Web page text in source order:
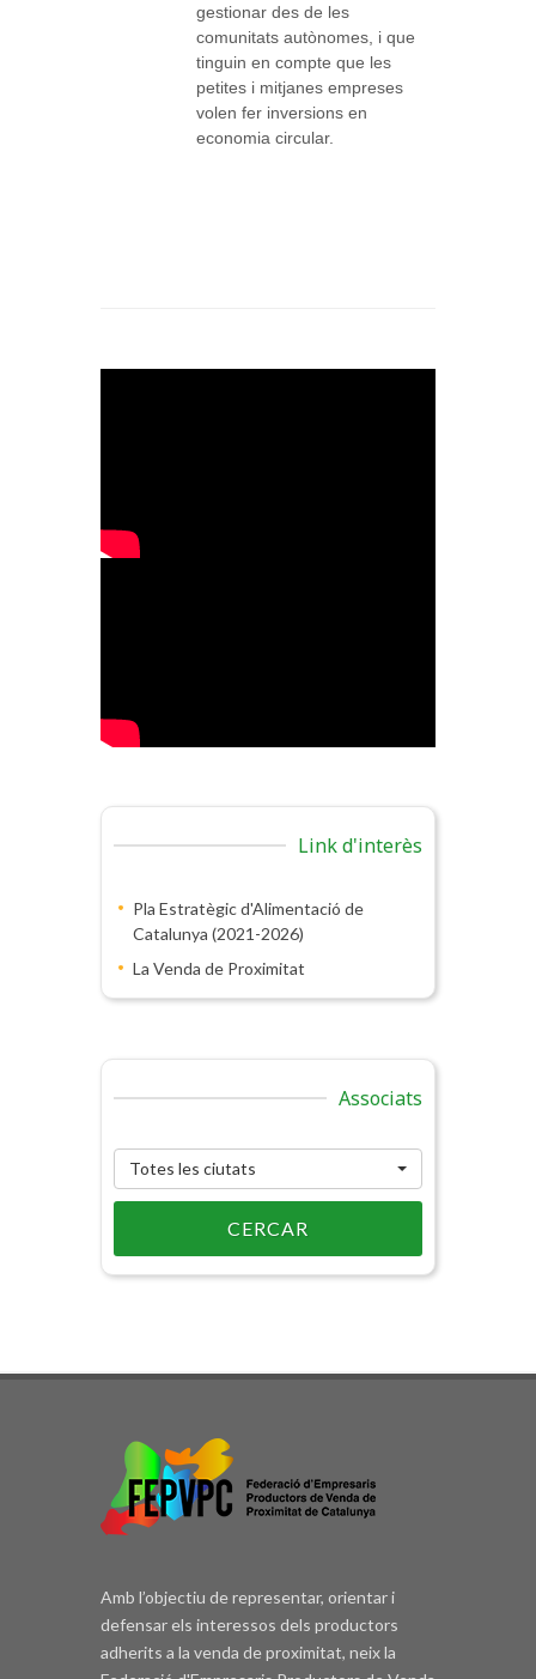
gestionar des de les
comunitats autònomes, i que
tinguin en compte que les
petites i mitjanes empreses
volen fer inversions en
economia circular.
Link d'interès
Pla Estratègic d'Alimentació de
Catalunya (2021-2026)
La Venda de Proximitat
Associats
Totes les ciutats
CERCAR
Amb l’objectiu de representar, orientar i
defensar els interessos dels productors
adherits a la venda de proximitat, neix la